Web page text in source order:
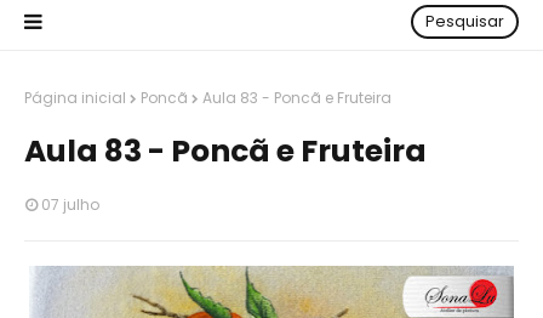
Pesquisar
Página inicial Poncã Aula 83 - Poncã e Fruteira
Aula 83 - Poncã e Fruteira
07 julho